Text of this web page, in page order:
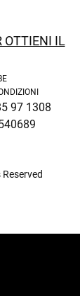
OTTIENI IL
97 1308